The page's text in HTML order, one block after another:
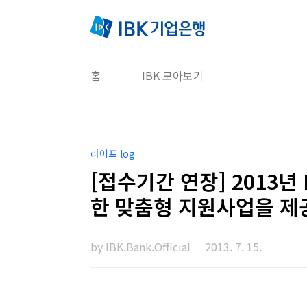
홈 IBK 모아보기
라이프 log
[접수기간 연장] 2013년
한 맞춤형 지원사업을 제
by IBK.Bank.Official 2013. 7. 15.